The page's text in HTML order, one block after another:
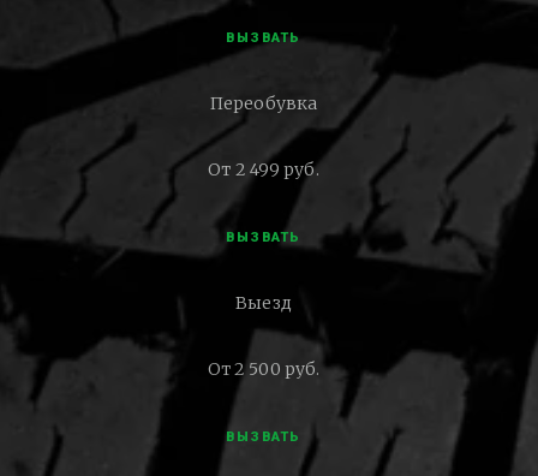
ВЫЗВАТЬ
Переобувка
От 2 499 руб.
ВЫЗВАТЬ
Выезд
От 2 500 руб.
ВЫЗВАТЬ